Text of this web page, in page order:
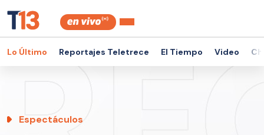
Lo Último Reportajes Teletrece El Tiempo Video
Espectáculos